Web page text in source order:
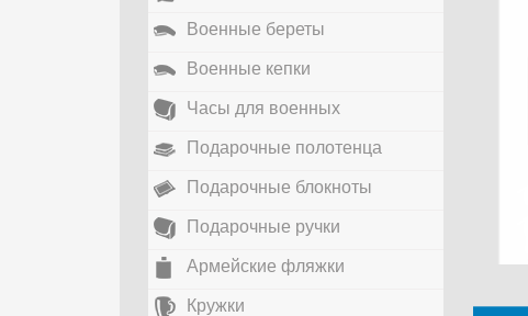
Военные береты
Военные кепки
Часы для военных
Подарочные полотенца
Подарочные блокноты
Подарочные ручки
Армейские фляжки
Кружки